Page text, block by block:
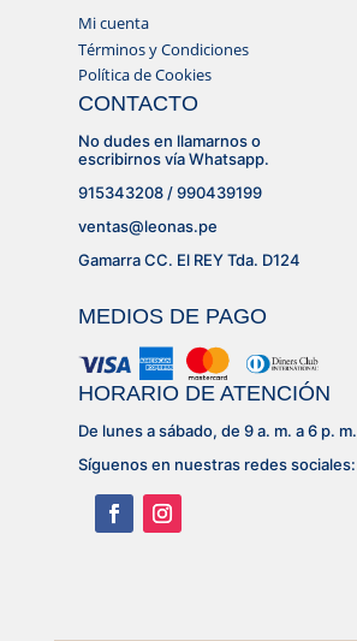
Mi cuenta
Términos y Condiciones
Política de Cookies
CONTACTO
No dudes en llamarnos o
escribirnos vía Whatsapp.
915343208 / 990439199
ventas@leonas.pe
Gamarra CC. El REY Tda. D124
MEDIOS DE PAGO
HORARIO DE ATENCIÓN
De lunes a sábado, de 9 a. m. a 6 p. m.
Síguenos en nuestras redes sociales: